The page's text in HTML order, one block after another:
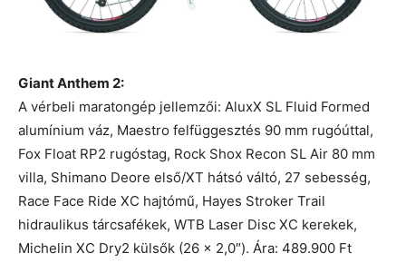
Giant Anthem 2:
A vérbeli maratongép jellemzői: AluxX SL Fluid Formed
alumínium váz, Maestro felfüggesztés 90 mm rugóúttal,
Fox Float RP2 rugóstag, Rock Shox Recon SL Air 80 mm
villa, Shimano Deore első/XT hátsó váltó, 27 sebesség,
Race Face Ride XC hajtómű, Hayes Stroker Trail
hidraulikus tárcsafékek, WTB Laser Disc XC kerekek,
Michelin XC Dry2 külsők (26 × 2,0″). Ára: 489.900 Ft